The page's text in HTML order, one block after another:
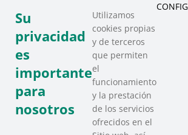
Su
privacidad
es
importante
para
nosotros
Utilizamos
cookies propias
y de terceros
que permiten
el
funcionamiento
y la prestación
de los servicios
ofrecidos en el